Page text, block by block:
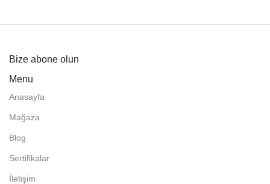
Bize abone olun
Menu
Anasayfa
Mağaza
Blog
Sertifikalar
İletişim